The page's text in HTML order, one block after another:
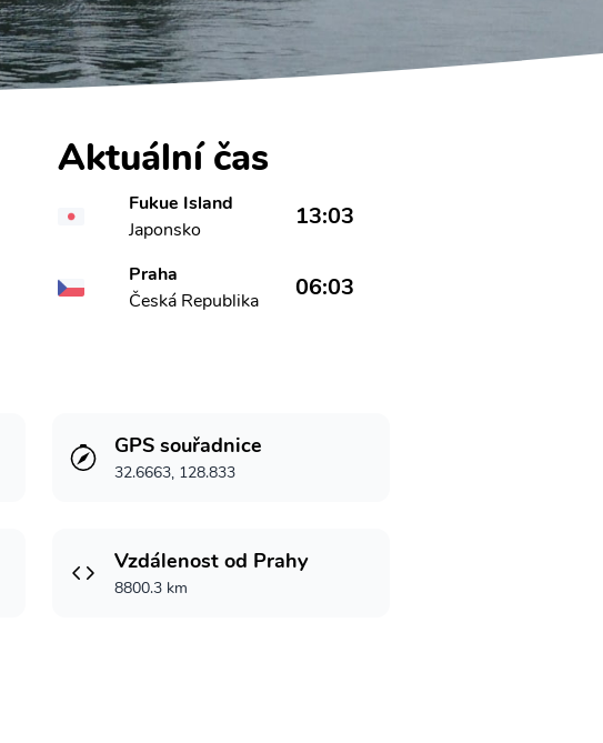
Aktuální čas
Fukue Island
Japonsko
13:03
Praha
Česká Republika
06:03
GPS souřadnice
32.6663, 128.833
Vzdálenost od Prahy
8800.3 km